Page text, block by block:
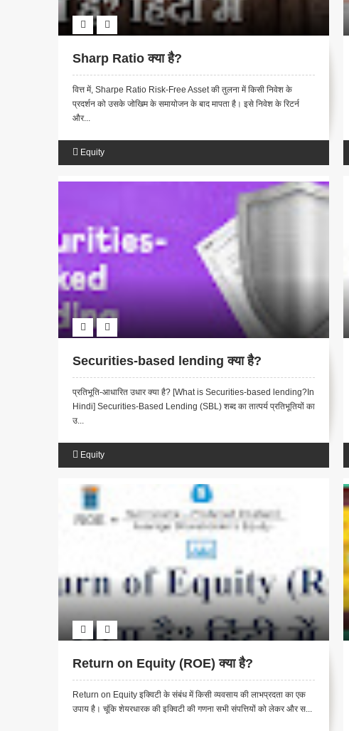
Sharp Ratio क्या है?
वित्त में, Sharpe Ratio Risk-Free Asset की तुलना में किसी निवेश के
प्रदर्शन को उसके जोखिम के समायोजन के बाद मापता है। इसे निवेश के रिटर्न
और...
Equity
Securities-based lending क्या है?
प्रतिभूति-आधारित उधार क्या है? [What is Securities-based lending?In
Hindi] Securities-Based Lending (SBL) शब्द का तात्पर्य प्रतिभूतियों का
उ...
Equity
Return on Equity (ROE) क्या है?
Return on Equity इक्विटी के संबंध में किसी व्यवसाय की लाभप्रदता का एक
उपाय है। चूंकि शेयरधारक की इक्विटी की गणना सभी संपत्तियों को लेकर और स...